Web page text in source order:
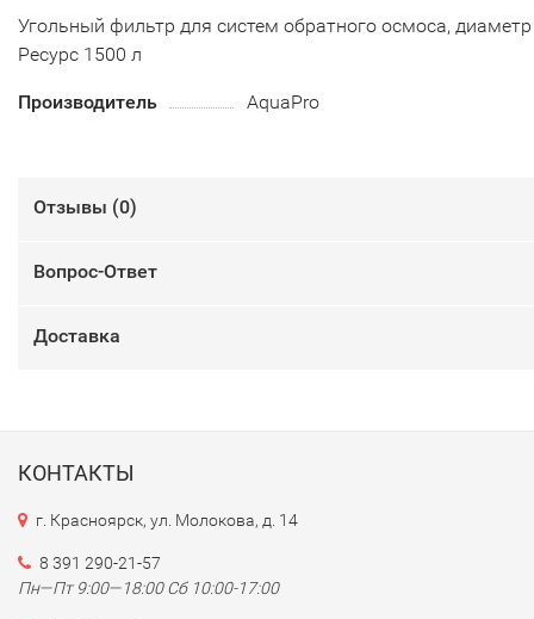
Угольный фильтр для систем обратного осмоса,
Ресурс 1500 л
Производитель AquaPro
Отзывы (0)
Вопрос-Ответ
Доставка
КОНТАКТЫ
г. Красноярск, ул. Молокова, д. 14
8 391 290-21-57
Пн—Пт 9:00—18:00 Сб 10:00-17:00